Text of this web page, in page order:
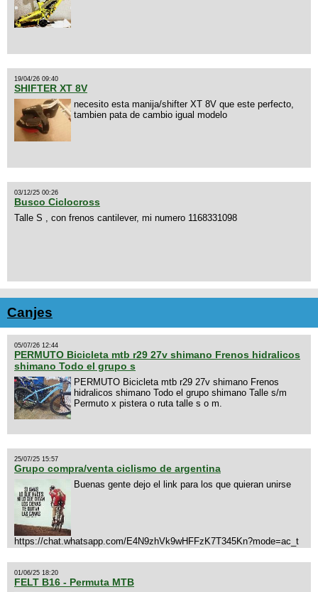
19/04/26 09:40
SHIFTER XT 8V
necesito esta manija/shifter XT 8V que este perfecto,
tambien pata de cambio igual modelo
03/12/25 00:26
Busco Ciclocross
Talle S , con frenos cantilever, mi numero 1168331098
Canjes
05/07/26 12:44
PERMUTO Bicicleta mtb r29 27v shimano Frenos hidralicos
shimano Todo el grupo s
PERMUTO Bicicleta mtb r29 27v shimano Frenos
hidralicos shimano Todo el grupo shimano Talle s/m
Permuto x pistera o ruta talle s o m.
25/07/25 15:57
Grupo compra/venta ciclismo de argentina
Buenas gente dejo el link para los que quieran unirse
https://chat.whatsapp.com/E4N9zhVk9wHFFzK7T345Kn?mode=ac_t
01/06/25 18:20
FELT B16 - Permuta MTB